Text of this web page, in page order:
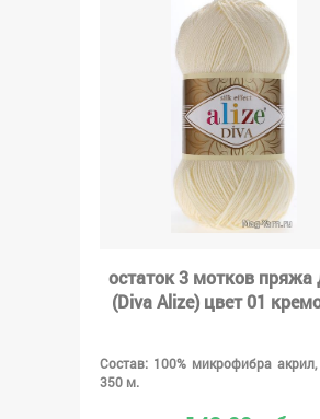
остаток 3 мотков пряжа
(Diva Alize) цвет 01
Состав: 100% микрофибра акрил,
350 м.